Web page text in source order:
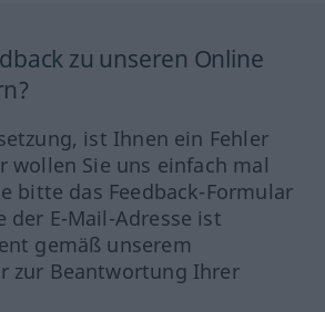
zu unseren Online
ist Ihnen ein Fehler
wollen Sie uns einfach mal
bitte das Feedback-Formular
der E-Mail-Adresse ist
gemäß unserem
zur Beantwortung Ihrer